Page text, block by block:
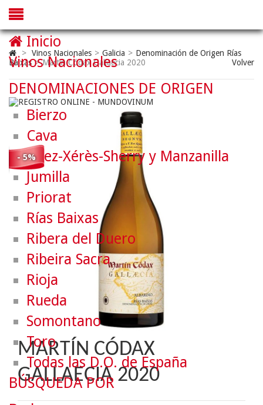
> Vinos Nacionales > Galicia > Denominación de Origen Rías
Baixas > Martín Códax Gallaecia 2020 Volver
- 5%
MARTÍN CÓDAX
GALLAECIA 2020
Inicio
Vinos Nacionales
DENOMINACIONES DE ORIGEN
Bierzo
Cava
Jerez-Xérès-Sherry y Manzanilla
Jumilla
Priorat
Rías Baixas
Ribera del Duero
Ribeira Sacra
Rioja
Rueda
Somontano
Toro
Todas las D.O. de España
BÚSQUEDA POR